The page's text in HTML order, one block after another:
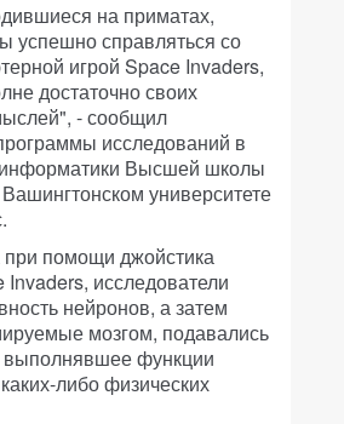
на приматах,
успешно справляться со
игрой Space Invaders,
достаточно своих
- сообщил
исследований в
Высшей школы
университете
при помощи джойстика
Invaders, исследователи
нейронов, а затем
мозгом, подавались
выполнявшее функции
либо физических